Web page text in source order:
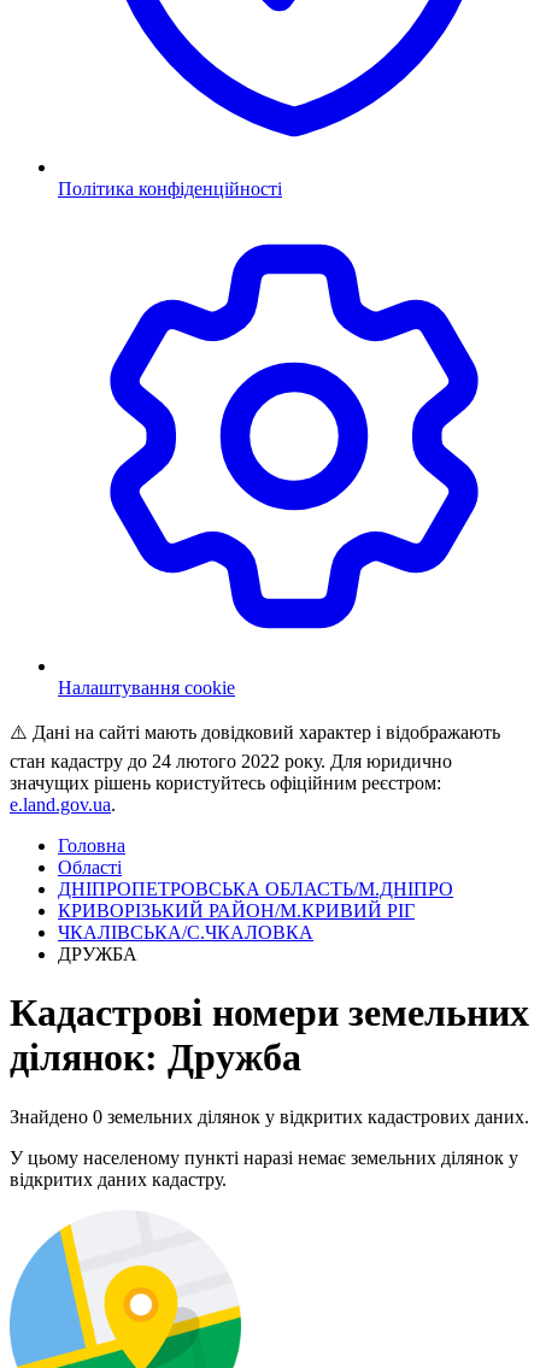
Політика конфіденційності
Налаштування cookie
⚠️ Дані на сайті мають довідковий характер і відображають
стан кадастру до 24 лютого 2022 року. Для юридично
значущих рішень користуйтесь офіційним реєстром:
e.land.gov.ua.
Головна
Області
ДНІПРОПЕТРОВСЬКА ОБЛАСТЬ/М.ДНІПРО
КРИВОРІЗЬКИЙ РАЙОН/М.КРИВИЙ РІГ
ЧКАЛІВСЬКА/С.ЧКАЛОВКА
ДРУЖБА
Кадастрові номери земельних
ділянок: Дружба
Знайдено 0 земельних ділянок у відкритих кадастрових даних.
У цьому населеному пункті наразі немає земельних ділянок у
відкритих даних кадастру.